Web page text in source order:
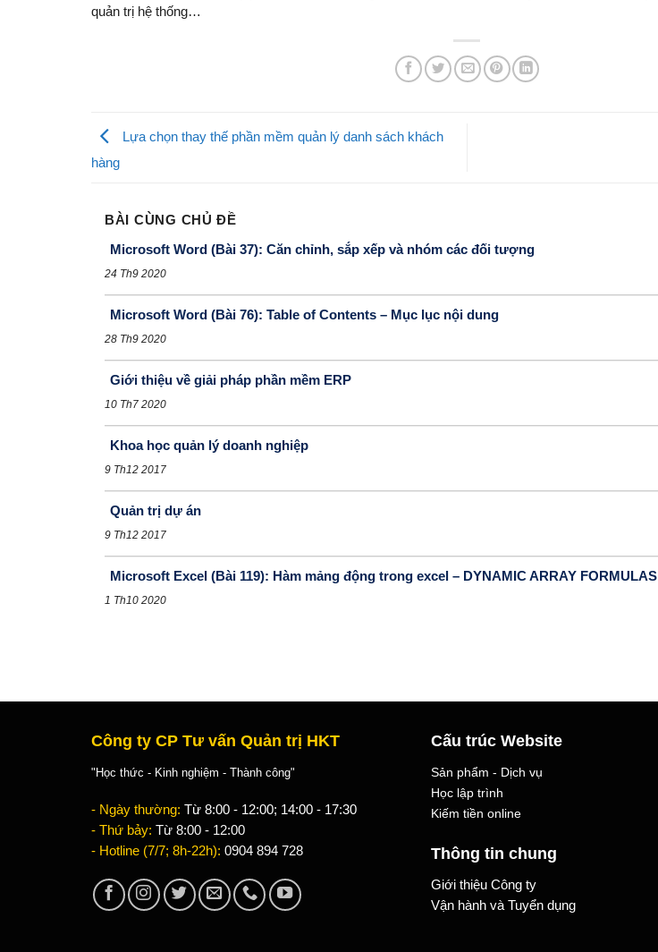
quản trị hệ thống…
Lựa chọn thay thế phần mềm quản lý danh sách khách
hàng
BÀI CÙNG CHỦ ĐỀ
Microsoft Word (Bài 37): Căn chỉnh, sắp xếp và nhóm các đối tượng
24 Th9 2020
Microsoft Word (Bài 76): Table of Contents – Mục lục nội dung
28 Th9 2020
Giới thiệu về giải pháp phần mềm ERP
10 Th7 2020
Khoa học quản lý doanh nghiệp
9 Th12 2017
Quản trị dự án
9 Th12 2017
Microsoft Excel (Bài 119): Hàm mảng động trong excel – DYNAMIC ARRAY FORMULAS
1 Th10 2020
Công ty CP Tư vấn Quản trị HKT
"Học thức - Kinh nghiệm - Thành công"
- Ngày thường: Từ 8:00 - 12:00; 14:00 - 17:30
- Thứ bảy: Từ 8:00 - 12:00
- Hotline (7/7; 8h-22h): 0904 894 728
Cấu trúc Website
Sản phẩm - Dịch vụ
Học lập trình
Kiếm tiền online
Thông tin chung
Giới thiệu Công ty
Vận hành và Tuyển dụng